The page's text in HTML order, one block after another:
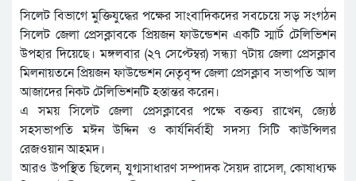
সিলেট বিভাগে মুক্তিযুদ্ধের পক্ষের সাংবাদিকদের সবচেয়ে সড় সংগঠন
সিলেট জেলা প্রেসক্লাবকে প্রিয়জন ফাউন্ডেশন একটি স্মার্ট টেলিভিশন
উপহার দিয়েছে। মঙ্গলবার (২৭ সেপ্টেম্বর) সন্ধ্যা ৭টায় জেলা প্রেসক্লাব
মিলনায়তনে প্রিয়জন ফাউন্ডেশন নেতৃবৃন্দ জেলা প্রেসক্লাব সভাপতি আল
আজাদের নিকট টেলিভিশনটি হস্তান্তর করেন।
এ সময় সিলেট জেলা প্রেসক্লাবের পক্ষে বক্তব্য রাখেন, জ্যেষ্ঠ
সহসভাপতি মঈন উদ্দিন ও কার্যনির্বাহী সদস্য সিটি কাউন্সিলর
রেজওয়ান আহমদ।
আরও উপস্থিত ছিলেন, যুগ্মসাধারণ সম্পাদক সৈয়দ রাসেল, কোষাধ্যক্ষ